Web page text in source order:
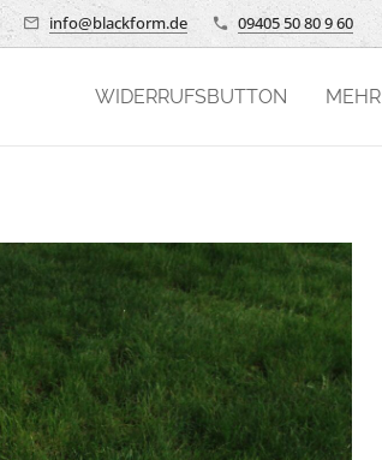
info@blackform.de 09405 50 80 9 60
WIDERRUFSBUTTON MEHR